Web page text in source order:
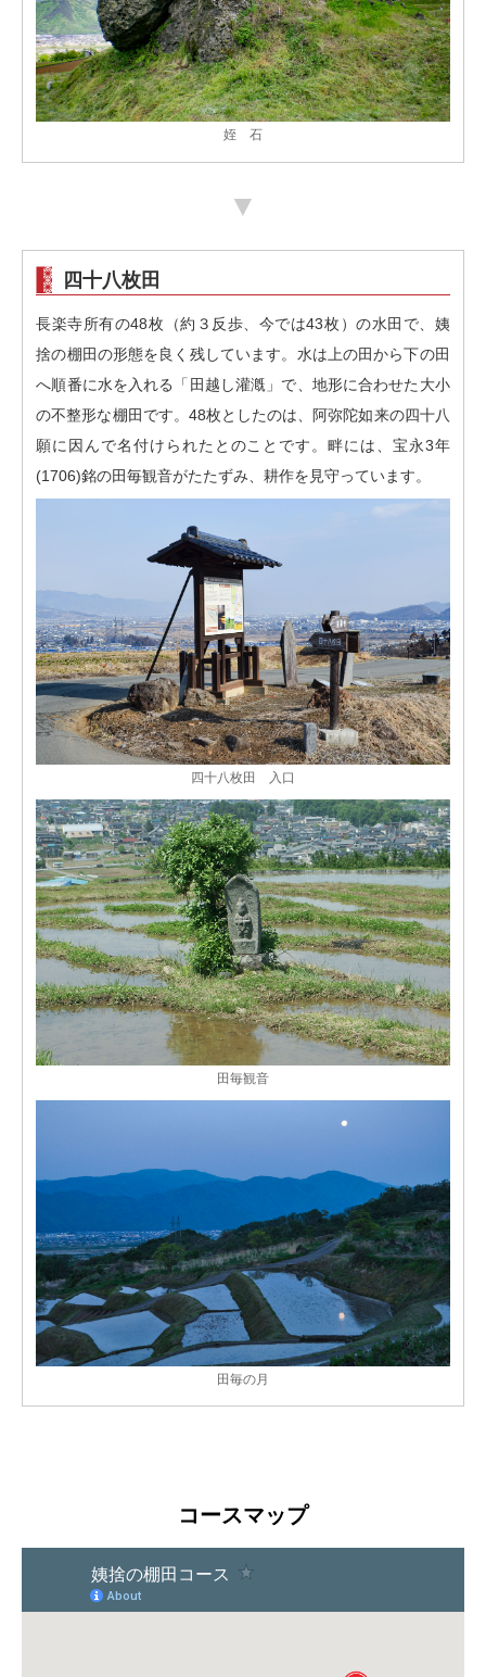
姪 石
▼
四十八枚田
長楽寺所有の48枚（約３反歩、今では43枚）の水田で、姨
捨の棚田の形態を良く残しています。水は上の田から下の田
へ順番に水を入れる「田越し灌漑」で、地形に合わせた大小
の不整形な棚田です。48枚としたのは、阿弥陀如来の四十八
願に因んで名付けられたとのことです。畔には、宝永3年
(1706)銘の田毎観音がたたずみ、耕作を見守っています。
四十八枚田 入口
田毎観音
田毎の月
コースマップ